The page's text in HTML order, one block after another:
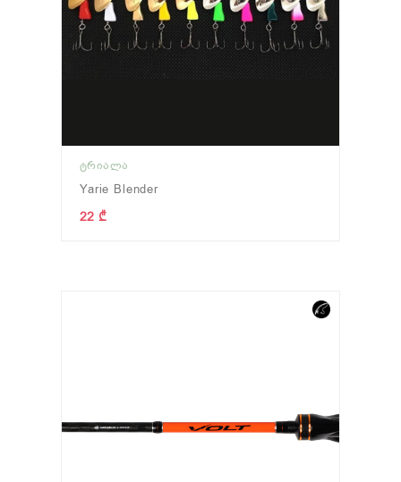
ᲢᲠᲘᲐᲚᲐ
Yarie Blender
22 ₾